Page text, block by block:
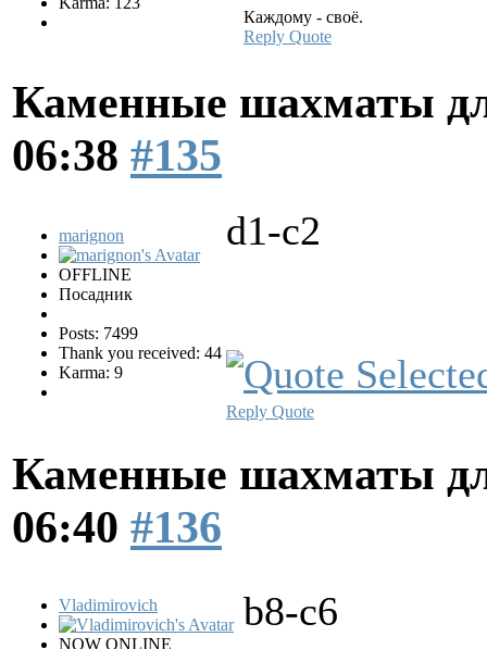
Каждому - своё.
Reply Quote
Каменные шахматы
06:38 #135
marignon
OFFLINE
Посадник
Posts: 7499
Thank you received: 44
Karma: 9
d1-c2
Reply Quote
Каменные шахматы
06:40 #136
Vladimirovich
NOW ONLINE
b8-c6